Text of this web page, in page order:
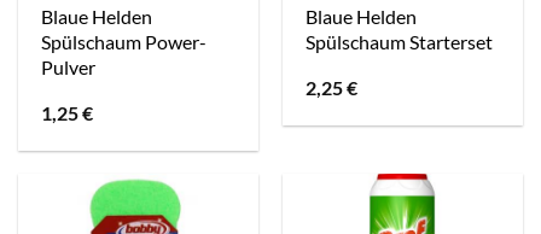
Blaue Helden
Spülschaum Power-
Pulver
1,25€
Blaue Helden
Spülschaum Starterset
2,25€